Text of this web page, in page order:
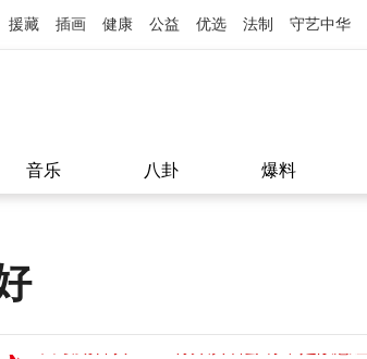
援藏 插画 健康 公益 优选 法制 守艺中华
音乐 八卦 爆料